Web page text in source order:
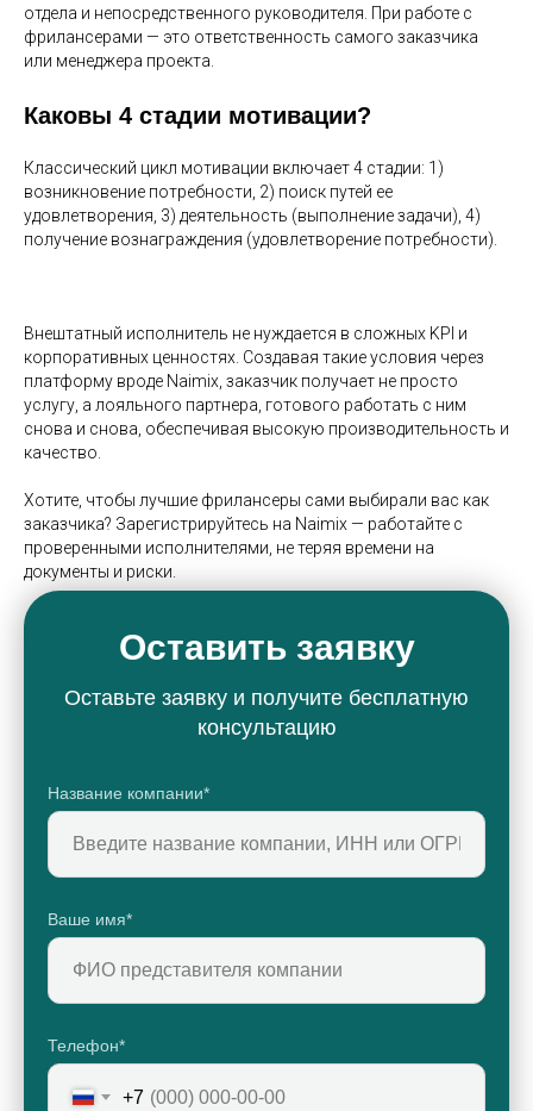
отдела и непосредственного руководителя. При работе с
фрилансерами — это ответственность самого заказчика
или менеджера проекта.
Каковы 4 стадии мотивации?
Классический цикл мотивации включает 4 стадии: 1)
возникновение потребности, 2) поиск путей ее
удовлетворения, 3) деятельность (выполнение задачи), 4)
получение вознаграждения (удовлетворение потребности).
Внештатный исполнитель не нуждается в сложных KPI и
корпоративных ценностях. Создавая такие условия через
платформу вроде Naimix, заказчик получает не просто
услугу, а лояльного партнера, готового работать с ним
снова и снова, обеспечивая высокую производительность и
качество.
Хотите, чтобы лучшие фрилансеры сами выбирали вас как
заказчика? Зарегистрируйтесь на Naimix — работайте с
проверенными исполнителями, не теряя времени на
документы и риски.
Оставить заявку
Оставьте заявку и получите бесплатную
консультацию
Название компании*
Ваше имя*
Телефон*
+7